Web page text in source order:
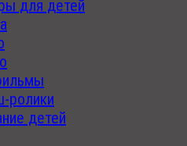
для детей
ролики
детей